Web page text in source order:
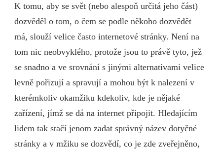
K tomu, aby se svět (nebo alespoň určitá jeho část)
dozvěděl o tom, o čem se podle někoho dozvědět
má, slouží velice často internetové stránky. Není na
tom nic neobvyklého, protože jsou to právě tyto, jež
se snadno a ve srovnání s jinými alternativami velice
levně pořizují a spravují a mohou být k nalezení v
kterémkoliv okamžiku kdekoliv, kde je nějaké
zařízení, jímž se dá na internet připojit. Hledajícím
lidem tak stačí jenom zadat správný název dotyčné
stránky a v mžiku se dozvědí, co je zde zveřejněno,